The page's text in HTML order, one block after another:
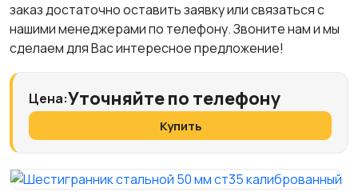
заказ достаточно оставить заявку или связаться с
нашими менеджерами по телефону. Звоните нам и мы
сделаем для Вас интересное предложение!
Цена:Уточняйте по телефону
Купить